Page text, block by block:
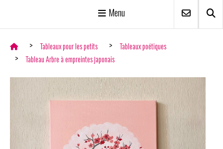
Menu
Tableaux pour les petits
Tableaux poétiques
Tableau Arbre à empreintes japonais